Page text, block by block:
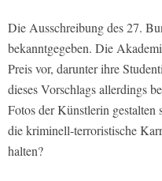
Die Ausschreibung des 27.
bekanntgegeben. Die
Preis vor, darunter ihre
dieses Vorschlags allerdings
Fotos der Künstlerin
die kriminell-terroristische
halten?